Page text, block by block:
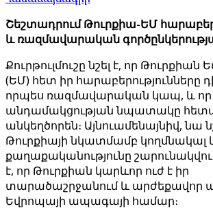
Շեշտադրում Թուրքիա-ԵՄ
և ռազմավարական
Քուրթուլմուշը նշել է, որ Թուրքիան
(ԵՄ) հետ իր հարաբերությունները
որպես ռազմավարական կապ, և որ
անդամակցության նպատակը
անկեղծորեն։ Այնուամենայնիվ, նա
Թուրքիայի նկատմամբ
քաղաքականությունը
է, որ Թուրքիան կարևոր ուժ է իր
տարածաշրջանում և արժեքավոր
Եվրոպայի ապագայի համար։